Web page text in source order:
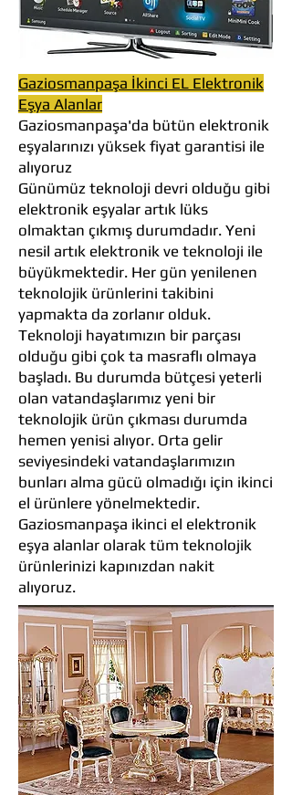
Gaziosmanpaşa İkinci EL Elektronik
Eşya Alanlar
Gaziosmanpaşa'da bütün elektronik
eşyalarınızı yüksek fiyat garantisi ile
alıyoruz
Günümüz teknoloji devri olduğu gibi
elektronik eşyalar artık lüks
olmaktan çıkmış durumdadır. Yeni
nesil artık elektronik ve teknoloji ile
büyükmektedir. Her gün yenilenen
teknolojik ürünlerini takibini
yapmakta da zorlanır olduk.
Teknoloji hayatımızın bir parçası
olduğu gibi çok ta masraflı olmaya
başladı. Bu durumda bütçesi yeterli
olan vatandaşlarımız yeni bir
teknolojik ürün çıkması durumda
hemen yenisi alıyor. Orta gelir
seviyesindeki vatandaşlarımızın
bunları alma gücü olmadığı için ikinci
el ürünlere yönelmektedir.
Gaziosmanpaşa ikinci el elektronik
eşya alanlar olarak tüm teknolojik
ürünlerinizi kapınızdan nakit
alıyoruz.